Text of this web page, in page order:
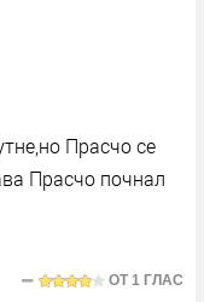
Прасчо се
Прасчо почнал
ОТ1 ГЛАС